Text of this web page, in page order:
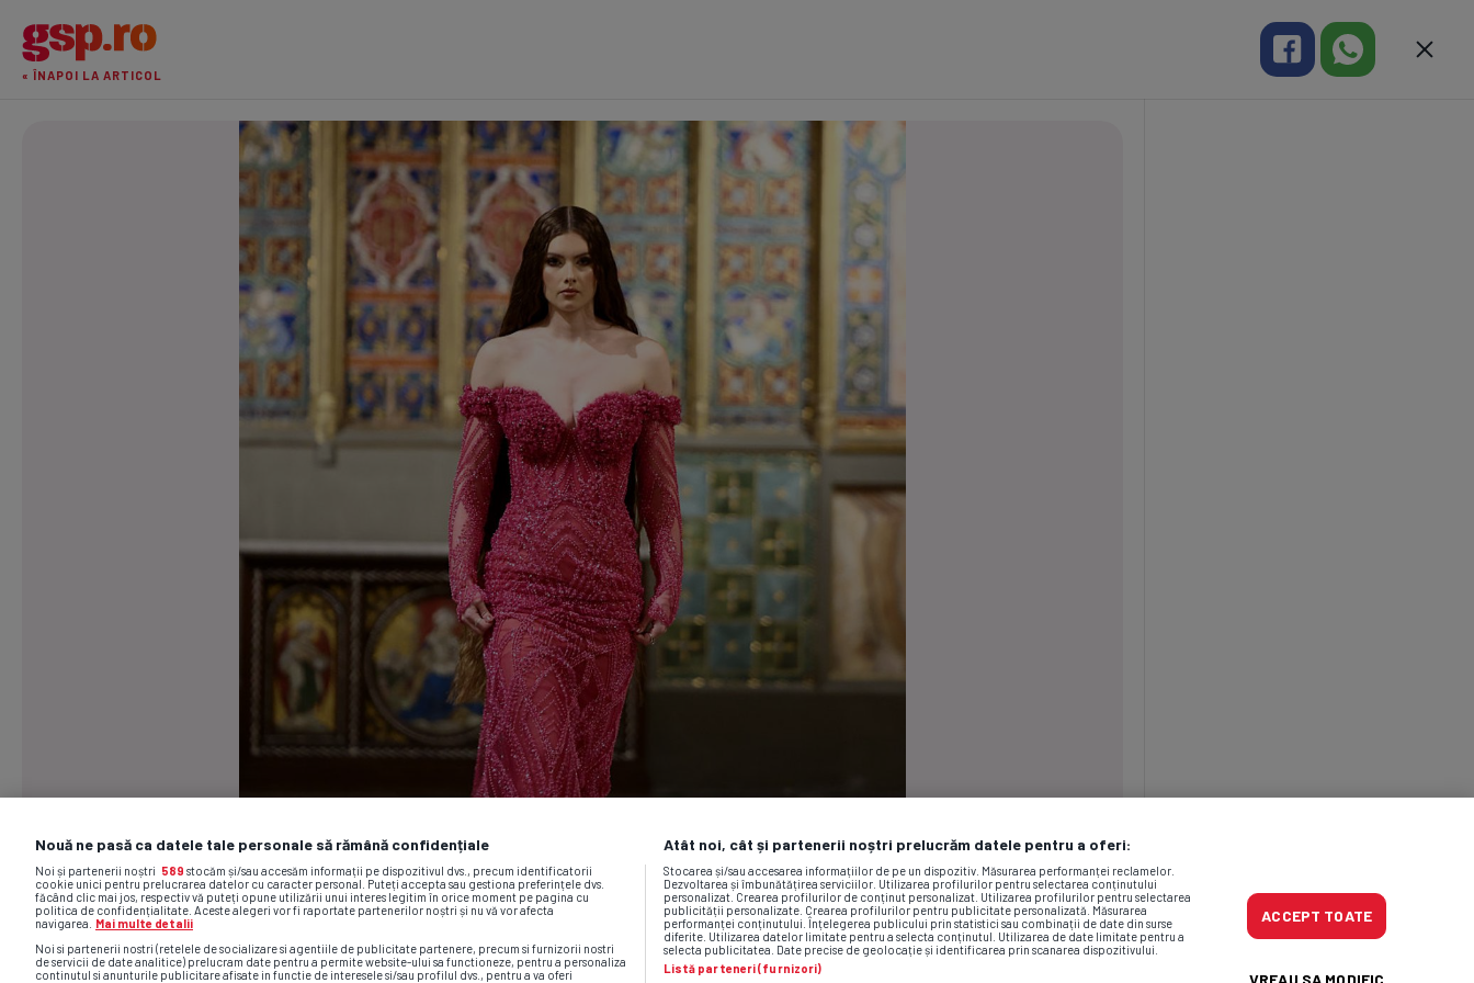
« ÎNAPOI LA ARTICOL
Nouă ne pasă ca datele tale personale să rămână confidențiale
Noi și partenerii noștri 589 stocăm și/sau accesăm informații pe dispozitivul dvs., precum identificatorii
cookie unici pentru prelucrarea datelor cu caracter personal. Puteți accepta sau gestiona preferințele dvs.
făcând clic mai jos, respectiv vă puteți opune utilizării unui interes legitim în orice moment pe pagina cu
politica de confidențialitate. Aceste alegeri vor fi raportate partenerilor noștri și nu vă vor afecta
navigarea.
Mai multe detalii
Noi si partenerii nostri (retelele de socializare si agentiile de publicitate partenere, precum si furnizorii nostri
de servicii de date analitice) prelucram date pentru a permite website-ului sa functioneze, pentru a personaliza
continutul si anunturile publicitare afisate in functie de interesele si/sau profilul dvs., pentru a va oferi
Atât noi, cât și partenerii noștri prelucrăm datele pentru a oferi:
Stocarea și/sau accesarea informațiilor de pe un dispozitiv. Măsurarea performanței reclamelor.
Dezvoltarea și îmbunătățirea serviciilor. Utilizarea profilurilor pentru selectarea conținutului
personalizat. Crearea profilurilor de conținut personalizat. Utilizarea profilurilor pentru selectarea
publicității personalizate. Crearea profilurilor pentru publicitate personalizată. Măsurarea
performanței conținutului. Înțelegerea publicului prin statistici sau combinații de date din surse
diferite. Utilizarea datelor limitate pentru a selecta conținutul. Utilizarea de date limitate pentru a
selecta publicitatea. Date precise de geolocație și identificarea prin scanarea dispozitivului.
Listă parteneri (furnizori)
ACCEPT TOATE
VREAU SA MODIFIC